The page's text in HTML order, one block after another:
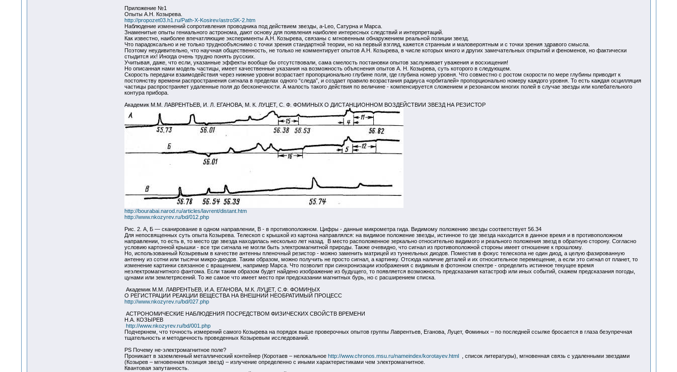
Приложение №1
Опыты А.Н. Козырева.
http://propozet03.h1.ru/Path-X-Kosirev/astroSK-2.htm
Наблюдение изменений сопротивления проводника под действием звезды, а-Leo, Сатурна и Марса.
Знаменитые опыты гениального астронома, дают основу для появления наиболее интересных следствий и интерпретаций.
Как известно, наиболее впечатляющие эксперименты А.Н. Козырева, связаны с мгновенным обнаружением реальной позиции звезд.
Что парадоксально и не только труднообъяснимо с точки зрения стандартной теории, но на первый взгляд, кажется странным и маловероятным и с точки зрения здравого смысла.
Поэтому неудивительно, что научная общественность, не только не комментирует опытов А.Н. Козырева, в числе которых много и других замечательных открытий и феноменов, но фактически
стыдится их! Иногда очень трудно понять русских.
Учитывая, даже, что если, указанные эффекты вообще бы отсутствовали, сама смелость постановки опытов заслуживает уважения и восхищения!
Но описанная нами модель частицы, имеет качественные указания на возможность объяснения опытов А. Н. Козырева, суть которого в следующем.
Скорость передачи взаимодействия через нижние уровни возрастает пропорционально глубине поля, где глубина номер уровня. Что совместно с ростом скорости по мере глубины приводит к
постоянству времени распространения сигнала в пределах одного “следа”, и создает правило возрастания радиуса «орбиталей» пропорционально номеру каждого уровня. То есть каждая осцилляция
частицы распространяет удаленные поля до бесконечности. А малость такого действия по величине - компенсируется сложением и резонансом многих полей в случае звезды или колебательного
контура прибора.
Академик М.М. ЛАВРЕНТЬЕВ, И. Л. ЕГАНОВА, М. К. ЛУЦЕТ, С. Ф. ФОМИНЫХ О ДИСТАНЦИОННОМ ВОЗДЕЙСТВИИ ЗВЕЗД НА РЕЗИСТОР
http://bourabai.narod.ru/articles/lavrent/distant.htm
http://www.nkozyrev.ru/bd/012.php
Рис. 2. А, Б — сканирование в одном направлении, В - в противоположном. Цифры - данные микрометра гида. Видимому положению звезды соответствует 56.34
Для непосвященных суть опыта Козырева. Телескоп с крышкой из картона направлялся: на видимое положение звезды, истинное то где звезда находится в данное время и в противоположном
направлении, то есть в, то место где звезда находилась несколько лет назад. В место расположенное зеркально относительно видимого и реального положения звезд в обратную сторону. Согласно
условию картонной крышки - все три сигнала не могли быть электромагнитной природы. Также очевидно, что сигнал из противоположной стороны имеет отношение к прошлому.
Но, использованный Козыревым в качестве антенны пленочный резистор - можно заменить матрицей из туннельных диодов. Поместив в фокус телескопа не один диод, а целую фазированную
антенну из сотни или тысячи микро-диодов. Таким образом, можно получить не просто сигнал, а картинку. Отсюда наличие деталей и их относительное перемещение, а если это сигнал от планет, то
изменение картинки связанное с вращением, например Марса. Что позволит при синхронизации изображения с видимым в фотонном спектре - определить истинное текущее время
неэлектромагнитного фантома. Если таким образом будет найдено изображение из будущего, то появляется возможность предсказания катастроф или иных событий, скажем предсказания погоды,
цунами или землетрясений. То же самое что имеет место при предсказании магнитных бурь, но с расширением списка.
Академик М.М. ЛАВРЕНТЬЕВ, И.А. ЕГАНОВА, М.К. ЛУЦЕТ, С.Ф. ФОМИНЫХ
О РЕГИСТРАЦИИ РЕАКЦИИ ВЕЩЕСТВА НА ВНЕШНИЙ НЕОБРАТИМЫЙ ПРОЦЕСС
http://www.nkozyrev.ru/bd/027.php
АСТРОНОМИЧЕСКИЕ НАБЛЮДЕНИЯ ПОСРЕДСТВОМ ФИЗИЧЕСКИХ СВОЙСТВ ВРЕМЕНИ
Н.А. КОЗЫРЕВ
http://www.nkozyrev.ru/bd/001.php
Подчеркнем, что точность измерений самого Козырева на порядок выше проверочных опытов группы Лаврентьев, Еганова, Луцет, Фоминых – по последней ссылке бросается в глаза безупречная
тщательность и методичность проведенных Козыревым исследований.
PS Почему не-электромагнитное поле?
Проникает в заземленный металлический контейнер (Коротаев – нелокальное http://www.chronos.msu.ru/nameindex/korotayev.html
, список литературы), мгновенная связь с удаленными звездами
(Козырев – мгновенная позиция звезд) – излучение определенно с иными характеристиками чем электромагнитное.
Квантовая запутанность.